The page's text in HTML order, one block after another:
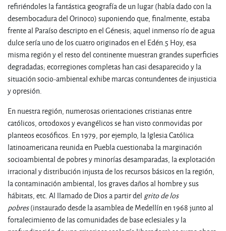
refiriéndoles la fantástica geografía de un lugar (había dado con la
desembocadura del Orinoco) suponiendo que, finalmente, estaba
frente al Paraíso descripto en el Génesis; aquel inmenso río de agua
dulce sería uno de los cuatro originados en el Edén.5 Hoy, esa
misma región y el resto del continente muestran grandes superficies
degradadas; ecorregiones completas han casi desaparecido y la
situación socio-ambiental exhibe marcas contundentes de injusticia
y opresión.
En nuestra región, numerosas orientaciones cristianas entre
católicos, ortodoxos y evangélicos se han visto conmovidas por
planteos ecosóficos. En 1979, por ejemplo, la Iglesia Católica
latinoamericana reunida en Puebla cuestionaba la marginación
socioambiental de pobres y minorías desamparadas, la explotación
irracional y distribución injusta de los recursos básicos en la región,
la contaminación ambiental, los graves daños al hombre y sus
hábitats, etc. Al llamado de Dios a partir del grito de los
pobres(instaurado desde la asamblea de Medellín en 1968 junto al
fortalecimiento de las comunidades de base eclesiales y la